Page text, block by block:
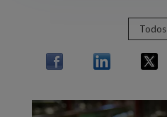
Todos